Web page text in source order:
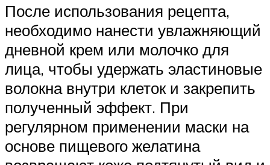
После использования рецепта,
необходимо нанести увлажняющий
дневной крем или молочко для
лица, чтобы удержать эластиновые
волокна внутри клеток и закрепить
полученный эффект. При
регулярном применении маски на
основе пищевого желатина